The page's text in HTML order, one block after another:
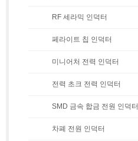
RF 세라믹 인덕터
페라이트 칩 인덕터
미니어처 전력 인덕터
전력 초크 전력 인덕터
SMD 금속 합금 전원 인덕터
차폐 전원 인덕터